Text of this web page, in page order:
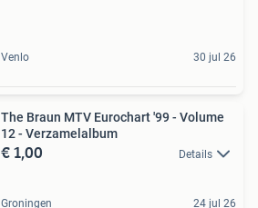
Venlo 30 jul 26
The Braun MTV Eurochart '99 - Volume
12 - Verzamelalbum
€ 1,00 Details
Groningen 24 jul 26